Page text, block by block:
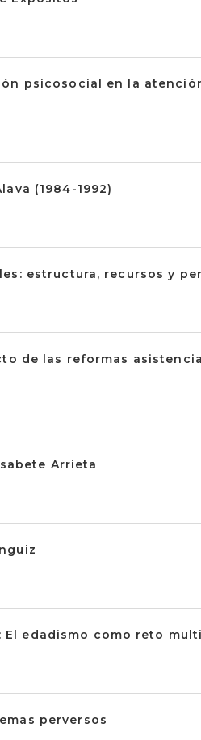
psicosocial en la
(1984-1992)
estructura, recursos y
de las reformas
Arrieta
edadismo como reto
perversos